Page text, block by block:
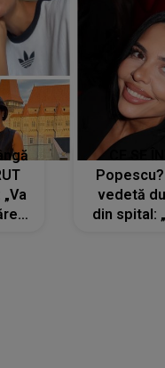
vedetă
din spital: